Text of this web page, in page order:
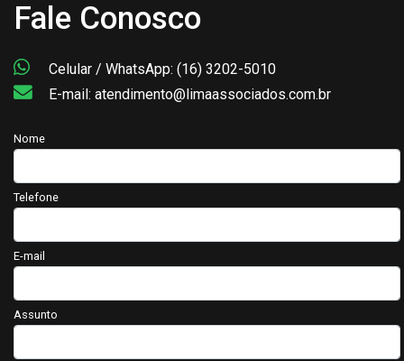
Fale Conosco
Celular / WhatsApp: (16) 3202-5010
E-mail: atendimento@limaassociados.com.br
Nome
Telefone
E-mail
Assunto